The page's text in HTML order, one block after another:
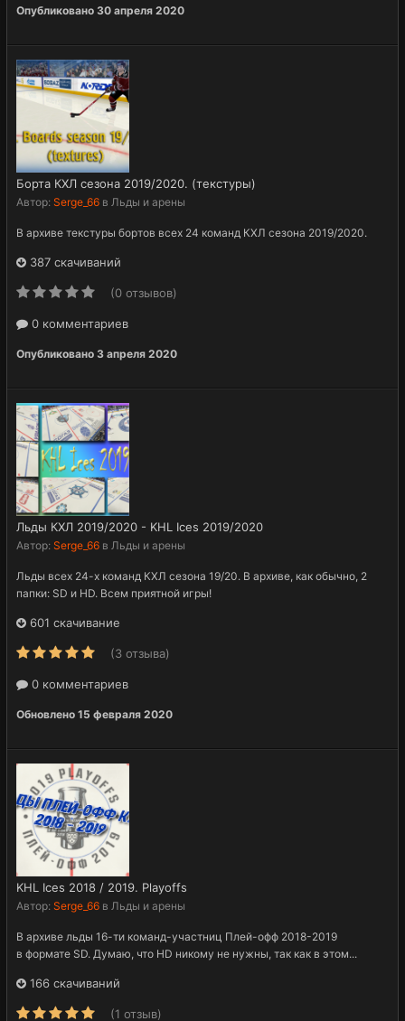
Опубликовано 30 апреля 2020
Борта КХЛ сезона 2019/2020. (текстуры)
Автор: Serge_66 в Льды и арены
В архиве текстуры бортов всех 24 команд КХЛ сезона 2019/2020.
387 скачиваний
(0 отзывов)
0 комментариев
Опубликовано 3 апреля 2020
Льды КХЛ 2019/2020 - KHL Ices 2019/2020
Автор: Serge_66 в Льды и арены
Льды всех 24-х команд КХЛ сезона 19/20. В архиве, как обычно, 2
папки: SD и HD. Всем приятной игры!
601 скачивание
(3 отзыва)
0 комментариев
Обновлено 15 февраля 2020
KHL Ices 2018 / 2019. Playoffs
Автор: Serge_66 в Льды и арены
В архиве льды 16-ти команд-участниц Плей-офф 2018-2019
в формате SD. Думаю, что HD никому не нужны, так как в этом...
166 скачиваний
(1 отзыв)